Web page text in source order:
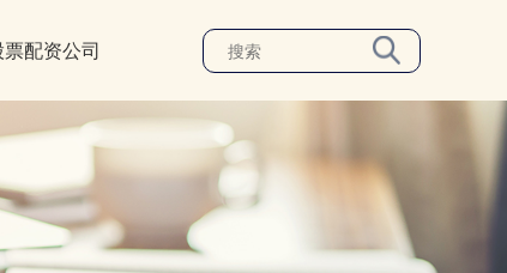
配资公司